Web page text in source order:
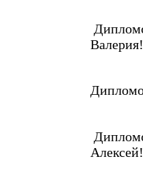
Валерия!
Алексей!